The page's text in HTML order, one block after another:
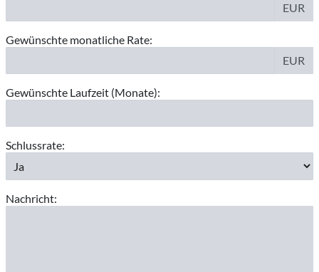
EUR
Gewünschte monatliche Rate:
EUR
Gewünschte Laufzeit (Monate):
Schlussrate:
Nachricht: